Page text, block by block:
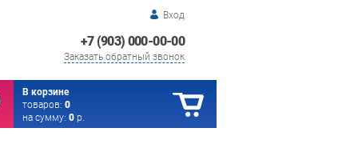
Вход
+7 (903) 000-00-00
Заказать обратный звонок
В корзине
товаров: 0
на сумму: 0 р.